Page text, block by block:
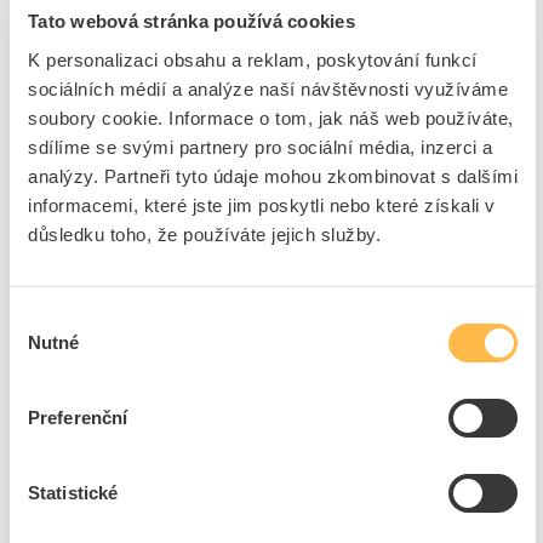
Tato webová stránka používá cookies
K personalizaci obsahu a reklam, poskytování funkcí
sociálních médií a analýze naší návštěvnosti využíváme
soubory cookie. Informace o tom, jak náš web používáte,
sdílíme se svými partnery pro sociální média, inzerci a
analýzy. Partneři tyto údaje mohou zkombinovat s dalšími
informacemi, které jste jim poskytli nebo které získali v
důsledku toho, že používáte jejich služby.
souhlasu
Nutné
Preferenční
Statistické
Nouzová svítidla
Způsob montáže
Instalace
Vhodné pro typ
označování
Ostatní, jiné
Monitorovací zařízení
Bez
Napájení
Decentralizovaný (jednotlivá baterie)
Typ baterie
Se světelným zdrojem
Ano
Materiál krytu
Stupeň krytí (IP)